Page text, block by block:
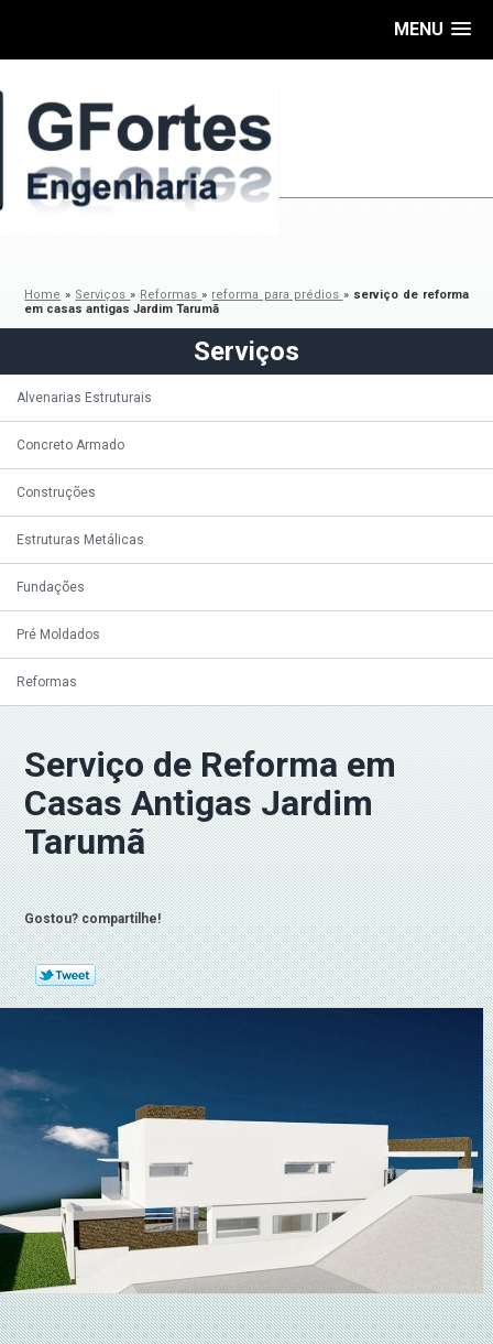
MENU
Home » Serviços» Reformas» reforma para prédios » serviço de reforma
em casas antigas Jardim Tarumã
Serviços
Alvenarias Estruturais
Concreto Armado
Construções
Estruturas Metálicas
Fundações
Pré Moldados
Reformas
Serviço de Reforma em
Casas Antigas Jardim
Tarumã
Gostou? compartilhe!